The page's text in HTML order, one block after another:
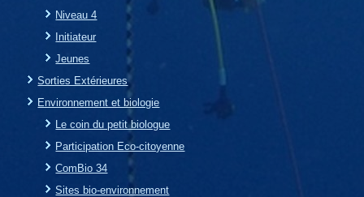
Niveau 4
Initiateur
Jeunes
Sorties Extérieures
Environnement et biologie
Le coin du petit biologue
Participation Eco-citoyenne
ComBio 34
Sites bio-environnement